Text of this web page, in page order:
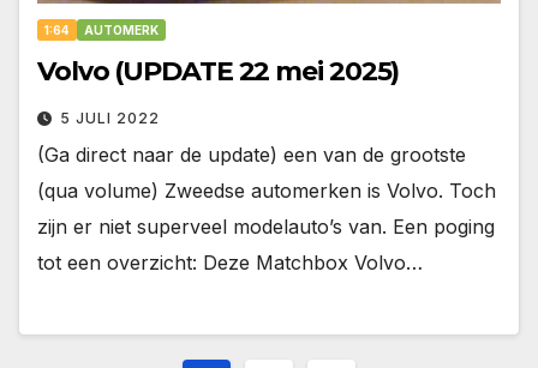
1:64 AUTOMERK
Volvo (UPDATE 22 mei 2025)
5 JULI 2022
(Ga direct naar de update) een van de grootste
(qua volume) Zweedse automerken is Volvo. Toch
zijn er niet superveel modelauto’s van. Een poging
tot een overzicht: Deze Matchbox Volvo…